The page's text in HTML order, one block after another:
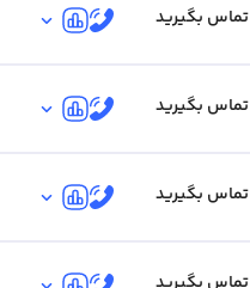
تماس بگیرید
تماس بگیرید
تماس بگیرید